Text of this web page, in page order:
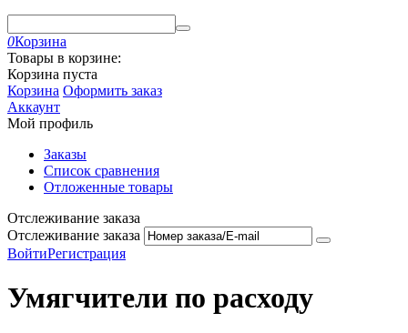
0Корзина
Товары в корзине:
Корзина пуста
Корзина Оформить заказ
Аккаунт
Мой профиль
Заказы
Список сравнения
Отложенные товары
Отслеживание заказа
Отслеживание заказа
ВойтиРегистрация
Умягчители по расходу